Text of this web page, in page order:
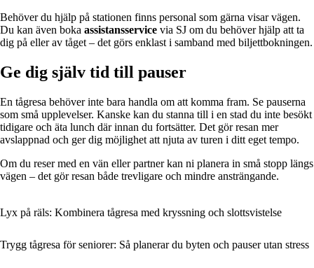
Behöver du hjälp på stationen finns personal som gärna visar vägen.
Du kan även boka assistansservice via SJ om du behöver hjälp att ta
dig på eller av tåget – det görs enklast i samband med biljettbokningen.
Ge dig själv tid till pauser
En tågresa behöver inte bara handla om att komma fram. Se pauserna
som små upplevelser. Kanske kan du stanna till i en stad du inte besökt
tidigare och äta lunch där innan du fortsätter. Det gör resan mer
avslappnad och ger dig möjlighet att njuta av turen i ditt eget tempo.
Om du reser med en vän eller partner kan ni planera in små stopp längs
vägen – det gör resan både trevligare och mindre ansträngande.
Lyx på räls: Kombinera tågresa med kryssning och slottsvistelse
Trygg tågresa för seniorer: Så planerar du byten och pauser utan stress